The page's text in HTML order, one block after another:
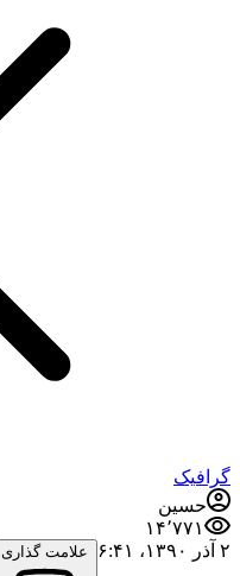
گرافیک
حسین
۱۴٬۷۷۱
۲ آذر ۱۳۹۰،‏ ۶:۴۱
علامت گذاری